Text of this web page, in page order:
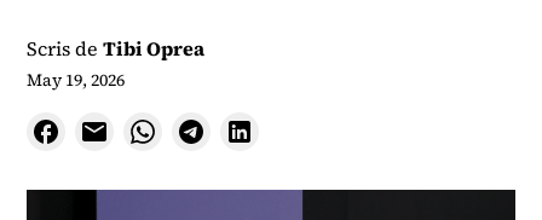
Scris de Tibi Oprea
May 19, 2026